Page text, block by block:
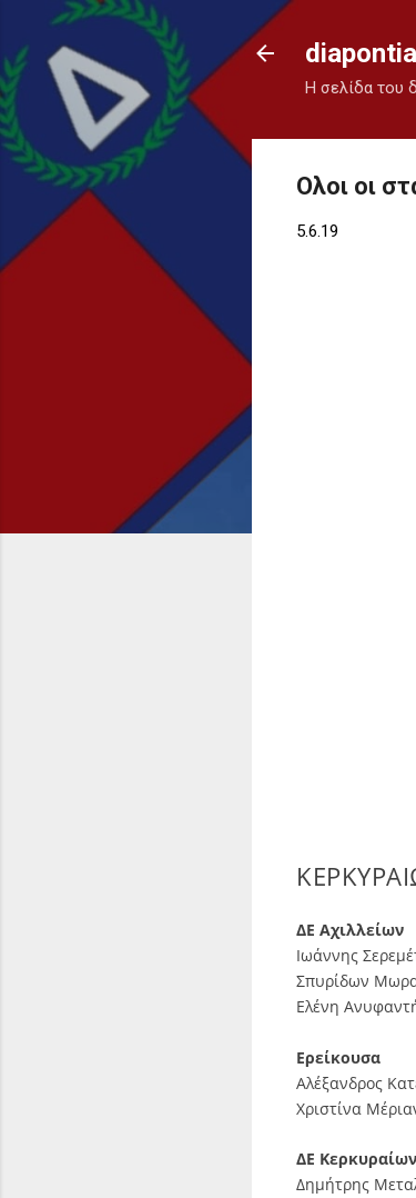
Η σελίδα του
Ολοι οι
5.6.19
ΔΕ Αχιλλείων
Ιωάννης
Σπυρίδων
Ελένη
Ερείκουσα
Αλέξανδρος
Χριστίνα
ΔΕ Κερκυραίων
Δημήτρης